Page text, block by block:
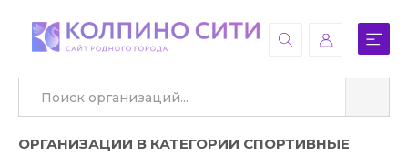
ОРГАНИЗАЦИИ В КАТЕГОРИИ СПОРТИВНЫЕ